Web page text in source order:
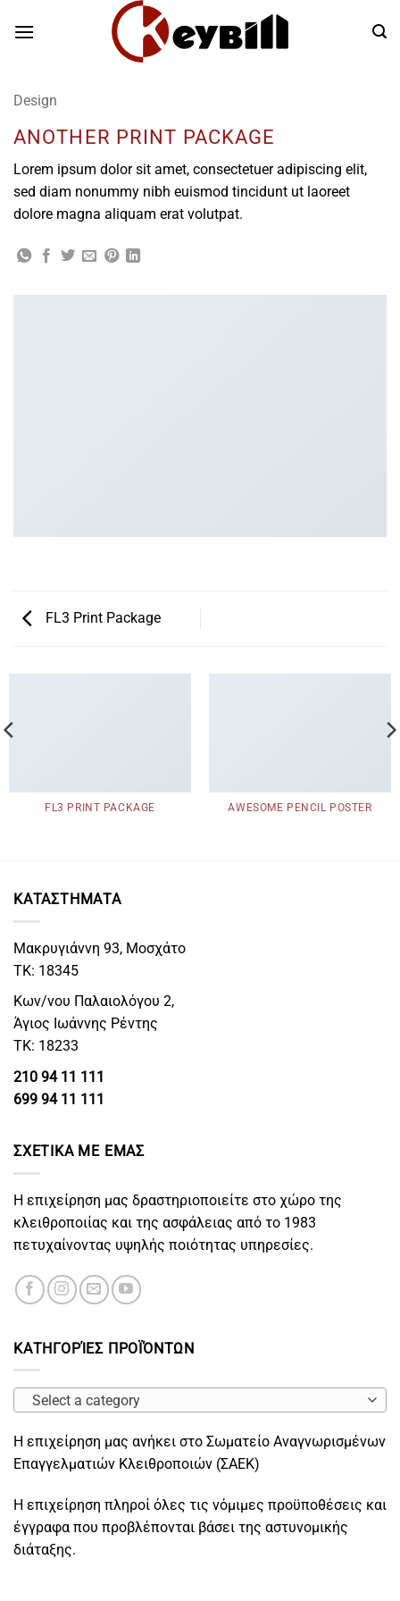
Design
ANOTHER PRINT PACKAGE
Lorem ipsum dolor sit amet, consectetuer adipiscing elit,
sed diam nonummy nibh euismod tincidunt ut laoreet
dolore magna aliquam erat volutpat.
FL3 Print Package
FL3 PRINT PACKAGE AWESOME PENCIL POSTER
ΚΑΤΑΣΤΗΜΑΤΑ
Μακρυγιάννη 93, Μοσχάτο
ΤΚ: 18345
Κων/νου Παλαιολόγου 2,
Άγιος Ιωάννης Ρέντης
ΤΚ: 18233
210 94 11 111
699 94 11 111
ΣΧΕΤΙΚΑ ΜΕ ΕΜΑΣ
Η επιχείρηση μας δραστηριοποιείτε στο χώρο της
κλειθροποιίας και της ασφάλειας από το 1983
πετυχαίνοντας υψηλής ποιότητας υπηρεσίες.
ΚΑΤΗΓΟΡΊΕΣ ΠΡΟΪΌΝΤΩΝ
Select a category
Η επιχείρηση μας ανήκει στο Σωματείο Αναγνωρισμένων
Επαγγελματιών Κλειθροποιών (ΣΑΕΚ)
Η επιχείρηση πληροί όλες τις νόμιμες προϋποθέσεις και
έγγραφα που προβλέπονται βάσει της αστυνομικής
διάταξης.